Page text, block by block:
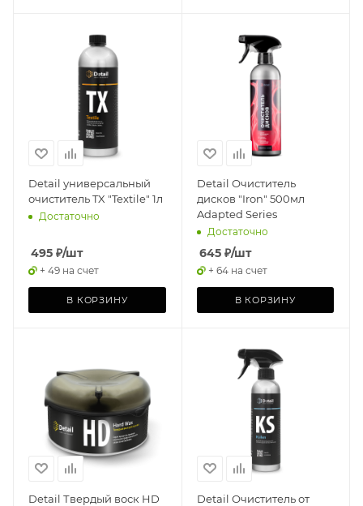
Detail универсальный
очиститель TX "Textile" 1л
Достаточно
495 ₽/шт
+ 49 на счет
В КОРЗИНУ
Detail Очиститель
дисков "Iron" 500мл
Adapted Series
Достаточно
645₽/шт
+ 64 на счет
В КОРЗИНУ
Detail Твердый воск HD
Detail Очиститель от